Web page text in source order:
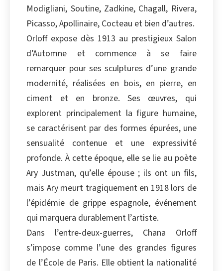
Modigliani, Soutine, Zadkine, Chagall, Rivera,
Picasso, Apollinaire, Cocteau et bien d’autres.
Orloff expose dès 1913 au prestigieux Salon
d’Automne et commence à se faire
remarquer pour ses sculptures d’une grande
modernité, réalisées en bois, en pierre, en
ciment et en bronze. Ses œuvres, qui
explorent principalement la figure humaine,
se caractérisent par des formes épurées, une
sensualité contenue et une expressivité
profonde. À cette époque, elle se lie au poète
Ary Justman, qu’elle épouse ; ils ont un fils,
mais Ary meurt tragiquement en 1918 lors de
l’épidémie de grippe espagnole, événement
qui marquera durablement l’artiste.
Dans l’entre-deux-guerres, Chana Orloff
s’impose comme l’une des grandes figures
de l’École de Paris. Elle obtient la nationalité